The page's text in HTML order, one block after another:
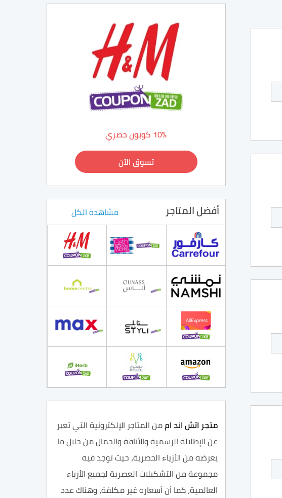
10% كوبون حصري
تسوق الآن
أفضل المتاجر مشاهدة الكل
متجر اتش انداممن المتاجر الإلكترونية التي تعبر
عن الإطلالة الرسمية والأناقة والجمال من خلال ما
يعرضه من الأزياء الحصرية، حيث توجد فيه
مجموعة من التشكيلات العصرية لجميع الأزياء
العالمية، كما أن أسعاره غير مكلفة، وهناك عدد